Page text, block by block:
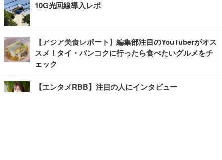
10G光回線導入レポ
【アジア美食レポート】編集部注目のYouTuberがオス
スメ！タイ・バンコクに行ったら食べたいグルメをチ
ェック
【エンタメRBB】注目の人にインタビュー